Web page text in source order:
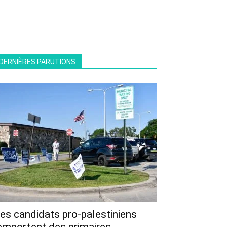
PARUTIONS
candidats pro-palestiniens